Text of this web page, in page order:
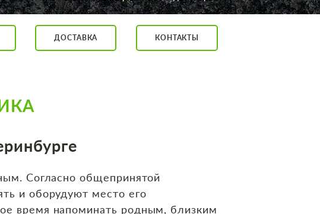
ДОСТАВКА КОНТАКТЫ
Согласно общепринятой
и оборудуют место его
время напоминать родным, близким